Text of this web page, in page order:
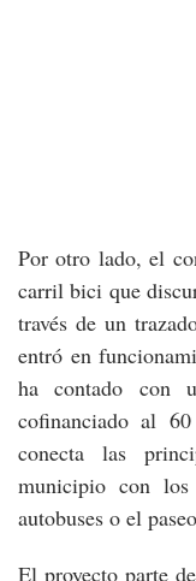
Por otro lado, el
carril bici que
través de un
entró en
ha contado con
cofinanciado al
conecta las
municipio con los
autobuses o el
El proyecto parte